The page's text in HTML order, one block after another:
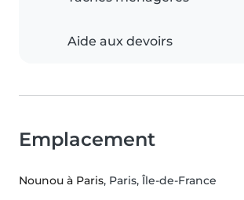
Aide aux devoirs
Emplacement
Nounou à Paris, Paris, Île-de-France